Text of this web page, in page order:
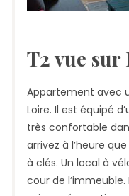
T2 vue sur
Appartement avec
Loire. Il est équipé
très confortable
arrivez à l’heure
à clés. Un local à
cour de l’immeuble.